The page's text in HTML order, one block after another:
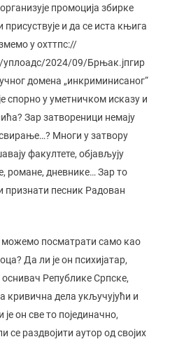
промоција збирке
присуствује и да се иста књига
у охттпс://
уплоадс/2024/09/Брњак.јпгир
домена „инкриминисаног“
спорно у уметничком исказу и
Зар затвореници немају
Многи у затвору
факултете, објављују
романе, дневнике… Зар то
признати песник Радован
посматрати само као
Да ли је он психијатар,
Републике Српске,
кривична дела укључујући и
он све то појединачно,
се раздвојити аутор од својих